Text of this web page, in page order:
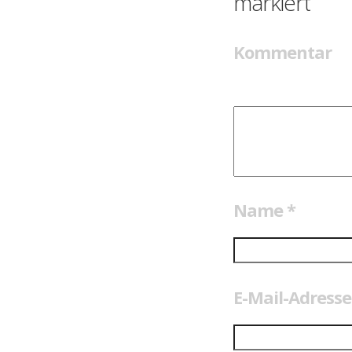
Kommentar
Name *
E-Mail-